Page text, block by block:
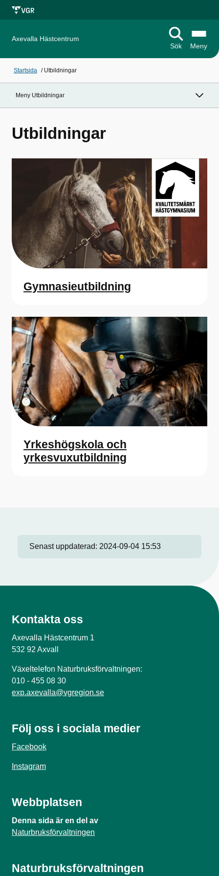
Axevalla Hästcentrum
Sök
Meny
Startsida / Utbildningar
Meny Utbildningar
Utbildningar
Gymnasieutbildning
Yrkeshögskola och
yrkesvuxutbildning
Senast uppdaterad: 2024-09-04 15:53
Kontakta oss
Axevalla Hästcentrum 1
532 92 Axvall
Växeltelefon Naturbruksförvaltningen:
010 - 455 08 30
exp.axevalla@vgregion.se
Följ oss i sociala medier
Facebook
Instagram
Webbplatsen
Denna sida är en del av
Naturbruksförvaltningen
Naturbruksförvaltningen